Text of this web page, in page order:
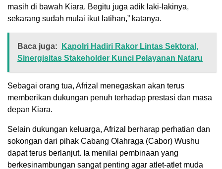
masih di bawah Kiara. Begitu juga adik laki-lakinya,
sekarang sudah mulai ikut latihan,” katanya.
Baca juga:
Kapolri Hadiri Rakor Lintas Sektoral,
Sinergisitas Stakeholder Kunci Pelayanan Nataru
Sebagai orang tua, Afrizal menegaskan akan terus
memberikan dukungan penuh terhadap prestasi dan masa
depan Kiara.
Selain dukungan keluarga, Afrizal berharap perhatian dan
sokongan dari pihak Cabang Olahraga (Cabor) Wushu
dapat terus berlanjut. Ia menilai pembinaan yang
berkesinambungan sangat penting agar atlet-atlet muda